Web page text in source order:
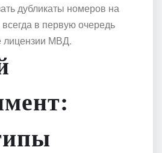
дубликаты номеров на
в первую очередь
лицензии МВД.